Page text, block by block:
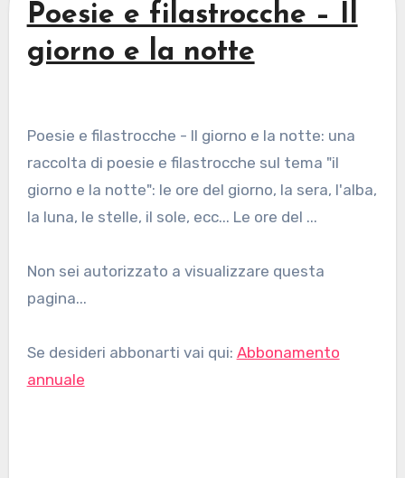
Poesie e filastrocche – Il
giorno e la notte
Poesie e filastrocche - Il giorno e la notte: una
raccolta di poesie e filastrocche sul tema "il
giorno e la notte": le ore del giorno, la sera, l'alba,
la luna, le stelle, il sole, ecc... Le ore del ...
Non sei autorizzato a visualizzare questa
pagina...
Se desideri abbonarti vai qui: Abbonamento
annuale